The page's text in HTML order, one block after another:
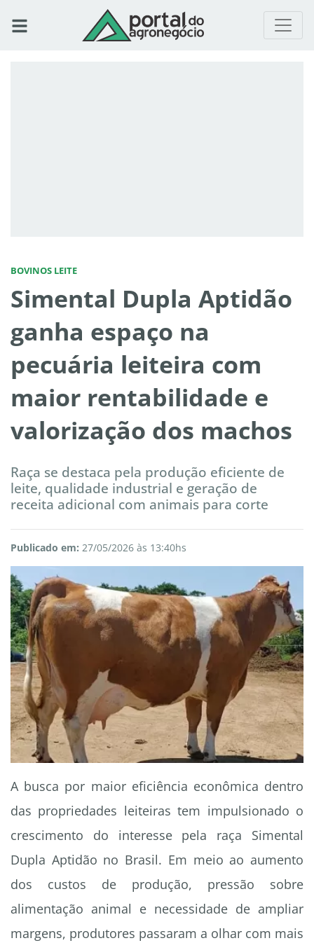
BOVINOS LEITE
Simental Dupla Aptidão
ganha espaço na
pecuária leiteira com
maior rentabilidade e
valorização dos machos
Raça se destaca pela produção eficiente de
leite, qualidade industrial e geração de
receita adicional com animais para corte
Publicado em: 27/05/2026 às 13:40hs
A busca por maior eficiência econômica dentro
das propriedades leiteiras tem impulsionado o
crescimento do interesse pela raça Simental
Dupla Aptidão no Brasil. Em meio ao aumento
dos custos de produção, pressão sobre
alimentação animal e necessidade de ampliar
margens, produtores passaram a olhar com mais